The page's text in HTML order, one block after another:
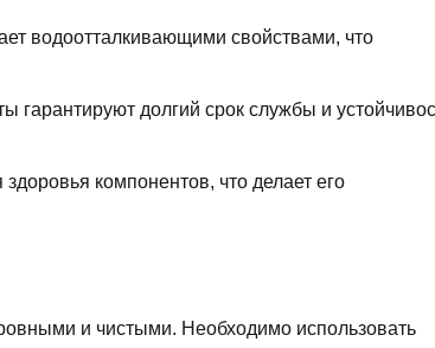
водоотталкивающими свойствами, что
гарантируют долгий срок службы и
компонентов, что делает его
и чистыми. Необходимо использовать